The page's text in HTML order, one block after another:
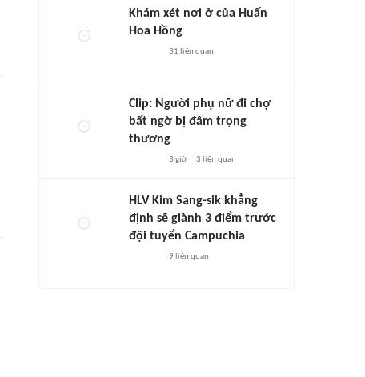
Khám xét nơi ở của Huấn
Hoa Hồng
31 liên quan
Clip: Người phụ nữ đi chợ
bất ngờ bị đâm trọng
thương
3 giờ 3 liên quan
HLV Kim Sang-sik khẳng
định sẽ giành 3 điểm trước
đội tuyển Campuchia
9 liên quan